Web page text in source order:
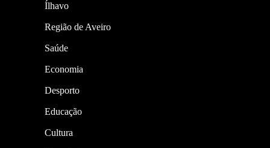
Ílhavo
Região de Aveiro
Saúde
Economia
Desporto
Educação
Cultura